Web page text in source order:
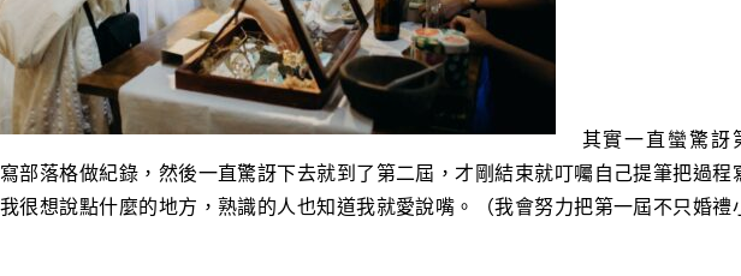
其實一直蠻驚訝
部落格做紀錄，然後一直驚訝下去就到了第二屆，才剛結束就叮囑自己提筆把過程
很想說點什麼的地方，熟識的人也知道我就愛說嘴。（我會努力把第一屆不只婚禮